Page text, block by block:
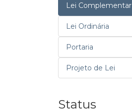
Lei Complementar
Lei Ordinária
Portaria
Projeto de Lei
Status